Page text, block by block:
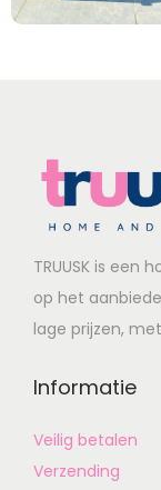
TRUUSK is een
op het
lage prijzen,
Informatie
Veilig betalen
Verzending